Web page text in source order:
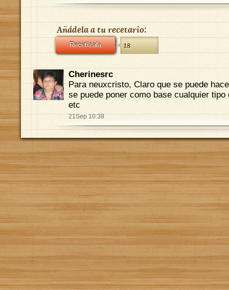
Añádela a tu recetario:
Recetízala 18
Cherinesrc
Para neuxcristo, Claro que se puede
se puede poner como base cualquier
etc
21Sep 10:38